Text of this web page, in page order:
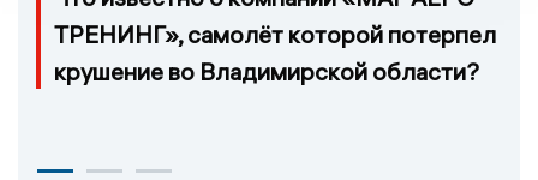
ТРЕНИНГ», самолёт которой потерпел
крушение во Владимирской области?